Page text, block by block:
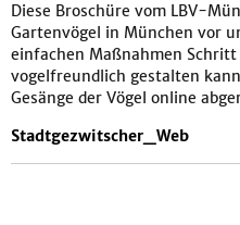
Diese Broschüre vom LBV-
Gartenvögel in München vor
einfachen Maßnahmen
vogelfreundlich gestalten
Gesänge der Vögel online
Stadtgezwitscher_Web